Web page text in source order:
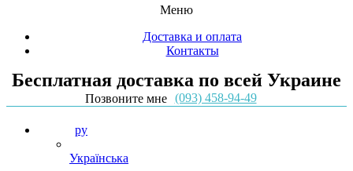
Меню
Доставка и оплата
Контакты
Бесплатная доставка по всей Украине
Позвоните мне (093) 458-94-49
ру
Українська